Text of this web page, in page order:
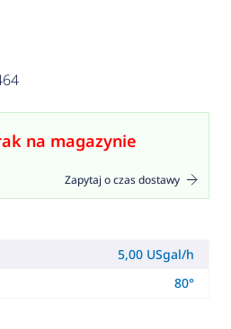
na magazynie
Zapytaj o czas dostawy
5,00 USgal/h
80°